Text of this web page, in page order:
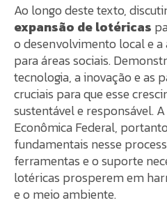
Ao longo deste texto,
expansão de lotéricas
o desenvolvimento local e
para áreas sociais.
tecnologia, a inovação e as
cruciais para que esse
sustentável e responsável.
Econômica Federal,
fundamentais nesse
ferramentas e o suporte
lotéricas prosperem em
e o meio ambiente.